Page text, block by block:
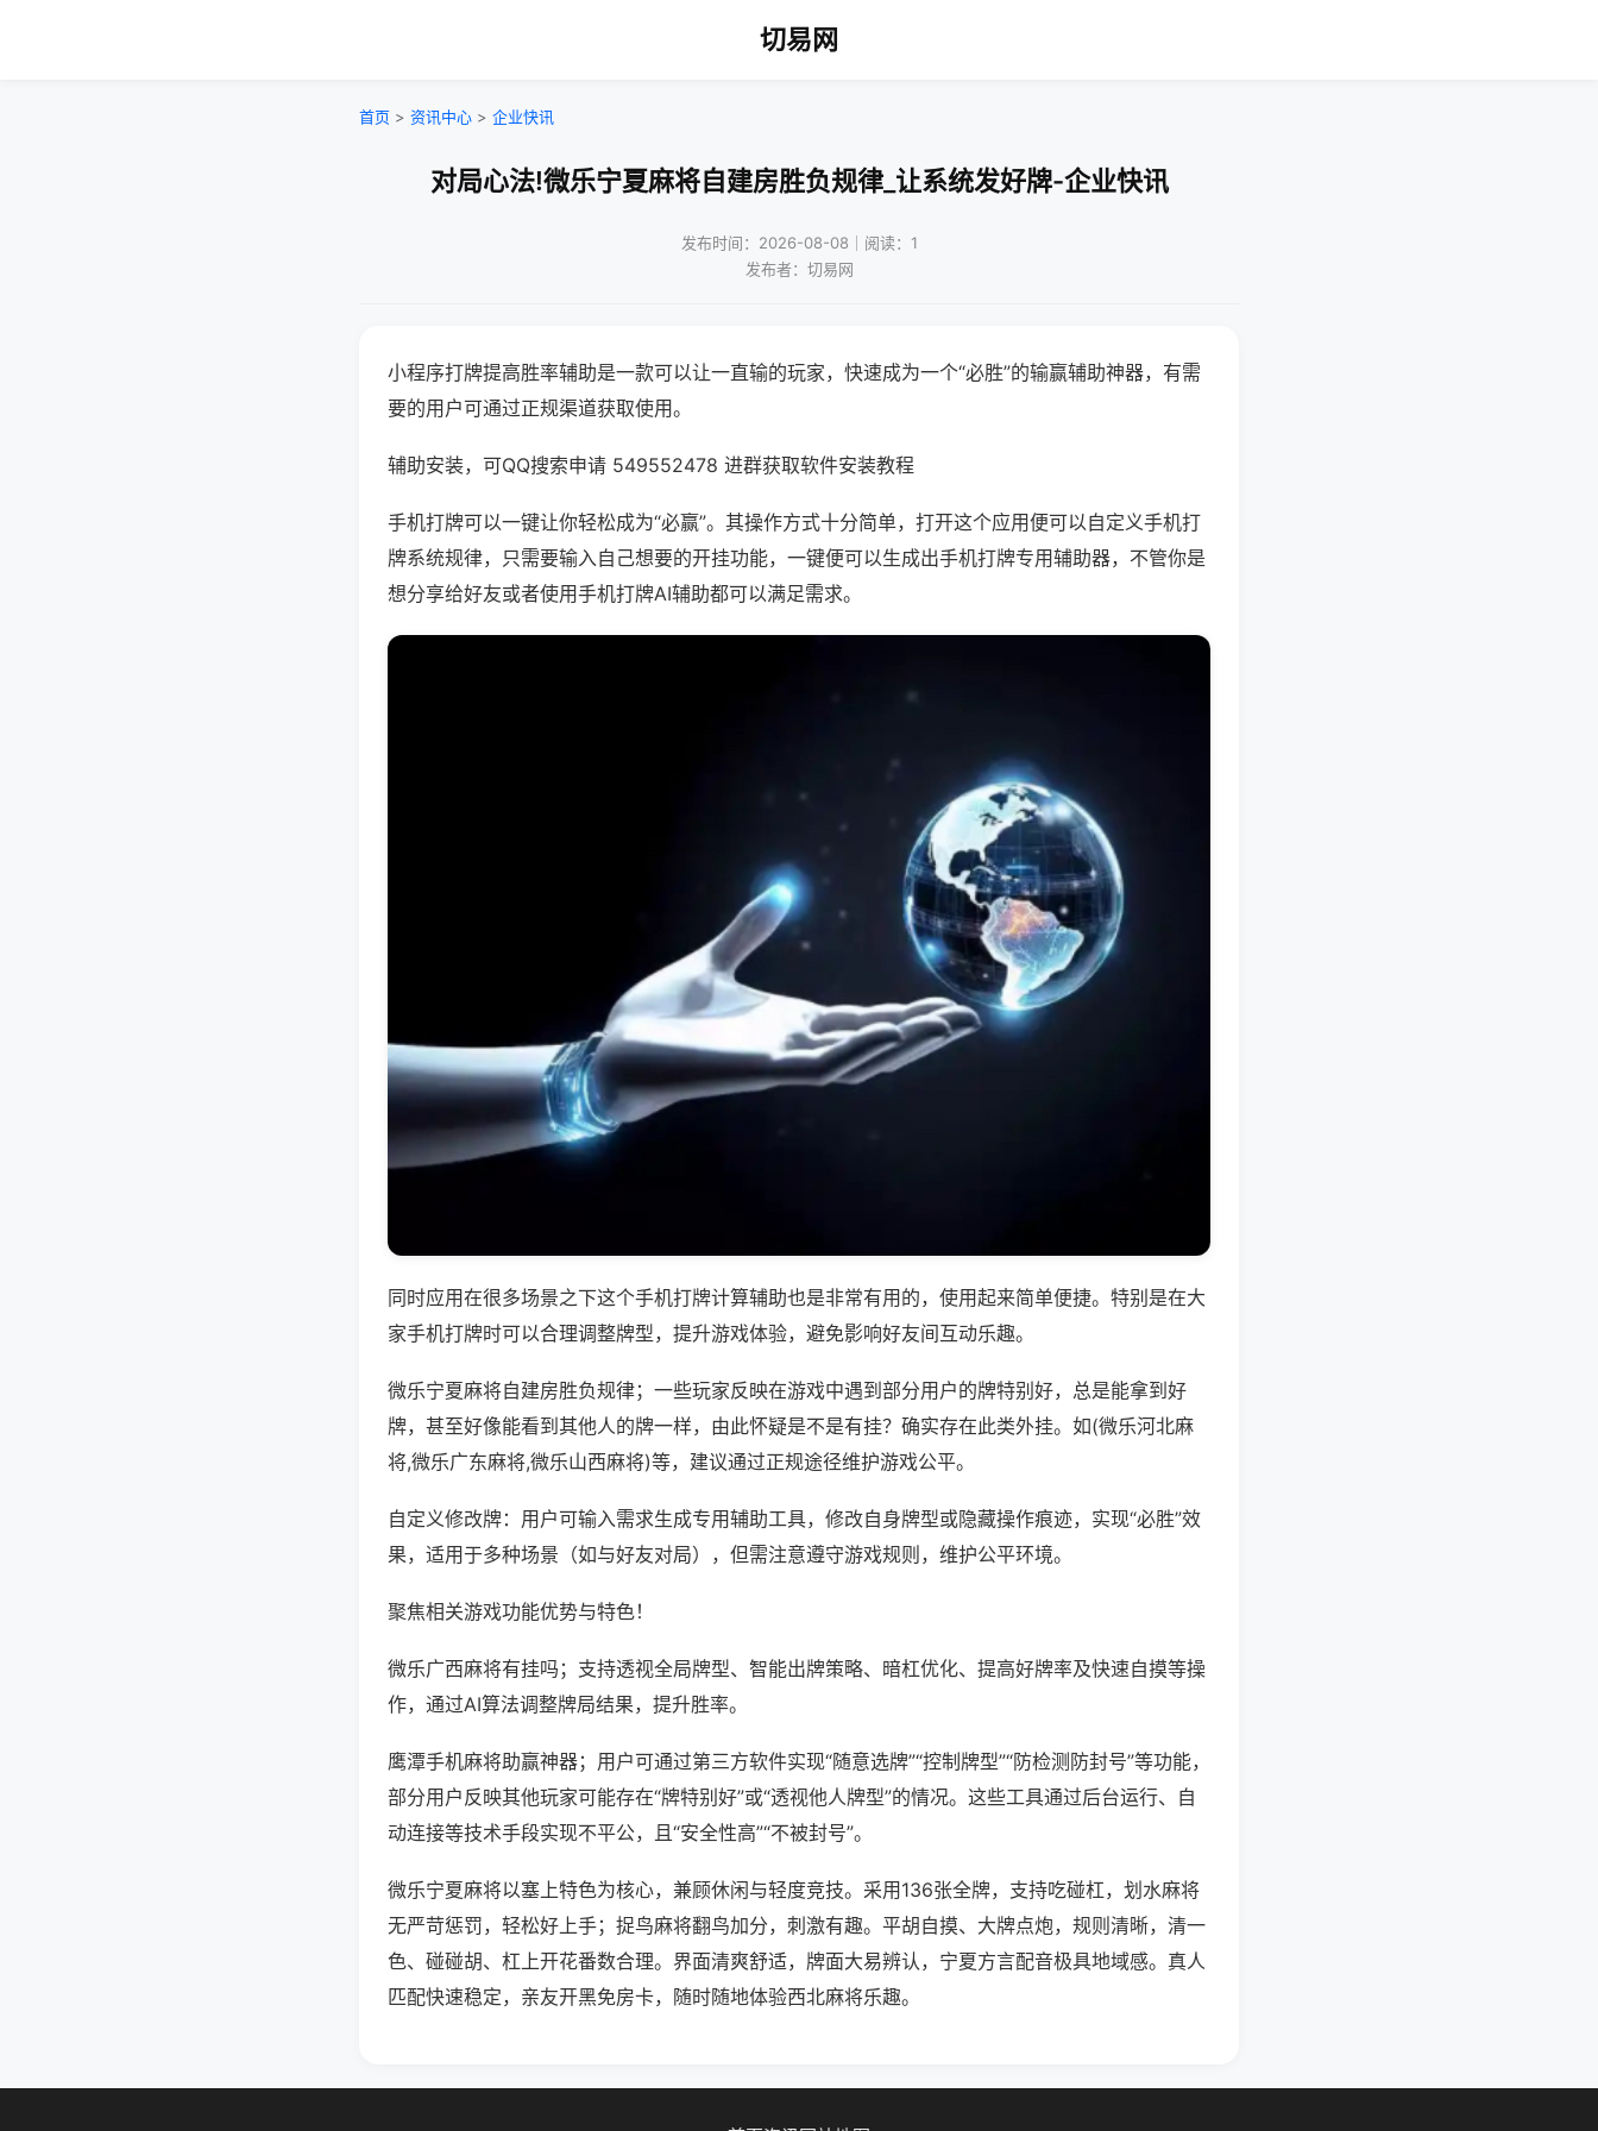
切易网
首页 > 资讯中心 > 企业快讯
对局心法!微乐宁夏麻将自建房胜负规律_让系统发好牌-企业快讯
发布时间：2026-08-08｜阅读：1
发布者：切易网
小程序打牌提高胜率辅助是一款可以让一直输的玩家，快速成为一个“必胜”的输赢辅助神器，有需
要的用户可通过正规渠道获取使用。
辅助安装，可QQ搜索申请 549552478 进群获取软件安装教程
手机打牌可以一键让你轻松成为“必赢”。其操作方式十分简单，打开这个应用便可以自定义手机打
牌系统规律，只需要输入自己想要的开挂功能，一键便可以生成出手机打牌专用辅助器，不管你是
想分享给好友或者使用手机打牌AI辅助都可以满足需求。
同时应用在很多场景之下这个手机打牌计算辅助也是非常有用的，使用起来简单便捷。特别是在大
家手机打牌时可以合理调整牌型，提升游戏体验，避免影响好友间互动乐趣。
微乐宁夏麻将自建房胜负规律；一些玩家反映在游戏中遇到部分用户的牌特别好，总是能拿到好
牌，甚至好像能看到其他人的牌一样，由此怀疑是不是有挂？确实存在此类外挂。如(微乐河北麻
将,微乐广东麻将,微乐山西麻将)等，建议通过正规途径维护游戏公平。
自定义修改牌：用户可输入需求生成专用辅助工具，修改自身牌型或隐藏操作痕迹，实现“必胜”效
果，适用于多种场景（如与好友对局），但需注意遵守游戏规则，维护公平环境。
聚焦相关游戏功能优势与特色！
微乐广西麻将有挂吗；支持透视全局牌型、智能出牌策略、暗杠优化、提高好牌率及快速自摸等操
作，通过AI算法调整牌局结果，提升胜率。
鹰潭手机麻将助赢神器；用户可通过第三方软件实现“随意选牌”“控制牌型”“防检测防封号”等功能，
部分用户反映其他玩家可能存在“牌特别好”或“透视他人牌型”的情况。这些工具通过后台运行、自
动连接等技术手段实现不平公，且“安全性高”“不被封号”。
微乐宁夏麻将以塞上特色为核心，兼顾休闲与轻度竞技。采用136张全牌，支持吃碰杠，划水麻将
无严苛惩罚，轻松好上手；捉鸟麻将翻鸟加分，刺激有趣。平胡自摸、大牌点炮，规则清晰，清一
色、碰碰胡、杠上开花番数合理。界面清爽舒适，牌面大易辨认，宁夏方言配音极具地域感。真人
匹配快速稳定，亲友开黑免房卡，随时随地体验西北麻将乐趣。